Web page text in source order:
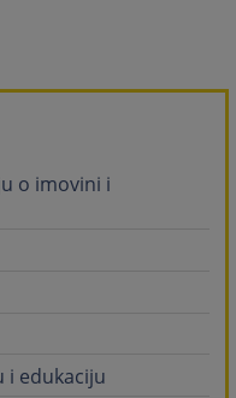
o imovini i
i edukaciju